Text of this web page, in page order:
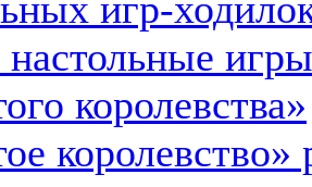
игр-
королевства»